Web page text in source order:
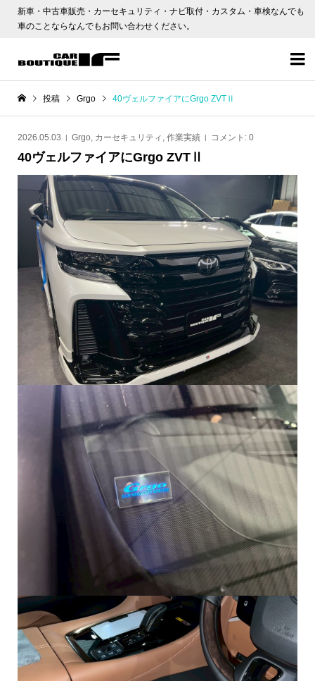
新車・中古車販売・カーセキュリティ・ナビ取付・カスタム・車検なんでも
車のことならなんでもお問い合わせください。

投稿 Grgo 40ヴェルファイアにGrgo ZVTⅡ
2026.05.03 Grgo, カーセキュリティ , 作業実績 コメント: 0
40ヴェルファイアにGrgo ZVTⅡ